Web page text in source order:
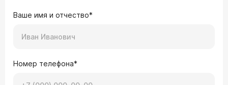
Ваше имя и отчество*
Номер телефона*